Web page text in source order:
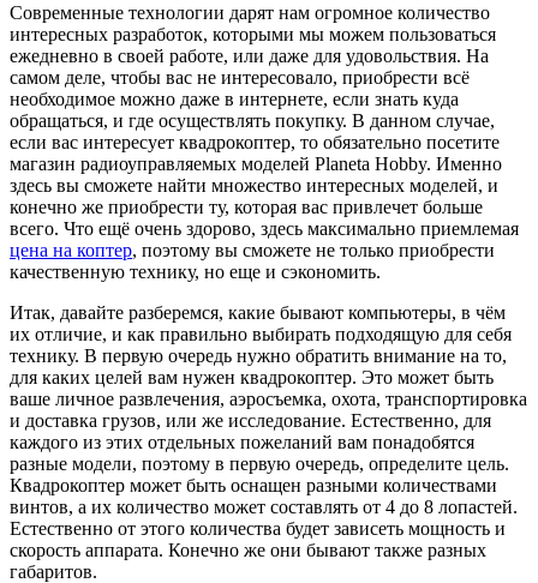
Современные технологии дарят нам огромное количество
интересных разработок, которыми мы можем пользоваться
ежедневно в своей работе, или даже для удовольствия. На
самом деле, чтобы вас не интересовало, приобрести всё
необходимое можно даже в интернете, если знать куда
обращаться, и где осуществлять покупку. В данном случае,
если вас интересует квадрокоптер, то обязательно посетите
магазин радиоуправляемых моделей Planeta Hobby. Именно
здесь вы сможете найти множество интересных моделей, и
конечно же приобрести ту, которая вас привлечет больше
всего. Что ещё очень здорово, здесь максимально приемлемая
цена на коптер, поэтому вы сможете не только приобрести
качественную технику, но еще и сэкономить.
Итак, давайте разберемся, какие бывают компьютеры, в чём
их отличие, и как правильно выбирать подходящую для себя
технику. В первую очередь нужно обратить внимание на то,
для каких целей вам нужен квадрокоптер. Это может быть
ваше личное развлечения, аэросъемка, охота, транспортировка
и доставка грузов, или же исследование. Естественно, для
каждого из этих отдельных пожеланий вам понадобятся
разные модели, поэтому в первую очередь, определите цель.
Квадрокоптер может быть оснащен разными количествами
винтов, а их количество может составлять от 4 до 8 лопастей.
Естественно от этого количества будет зависеть мощность и
скорость аппарата. Конечно же они бывают также разных
габаритов.